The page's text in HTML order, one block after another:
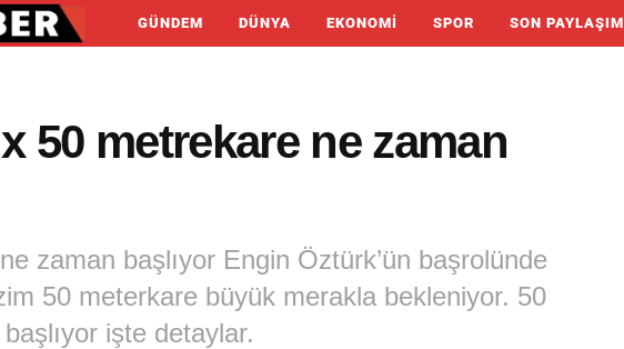
GÜNDEM DÜNYA EKONOMI SPOR SON PAYLAŞIM
50 metrekare ne zaman
zaman başlıyor Engin Öztürk’ün başrolünde
50 meterkare büyük merakla bekleniyor. 50
işte detaylar.